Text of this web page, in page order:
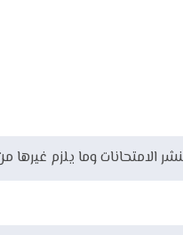
الامتحانات وما يلزم غيرها